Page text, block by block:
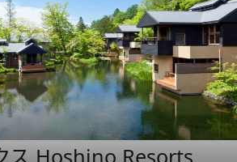
ス Hoshino Resorts